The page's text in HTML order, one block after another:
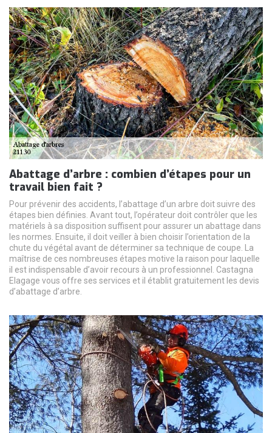
Abattage d’arbre : combien d’étapes pour un
travail bien fait ?
Pour prévenir des accidents, l’abattage d’un arbre doit suivre des
étapes bien définies. Avant tout, l’opérateur doit contrôler que les
matériels à sa disposition suffisent pour assurer un abattage dans
les normes. Ensuite, il doit veiller à bien choisir l’orientation de la
chute du végétal avant de déterminer sa technique de coupe. La
maîtrise de ces nombreuses étapes motive la raison pour laquelle
il est indispensable d’avoir recours à un professionnel. Castagna
Elagage vous offre ses services et il établit gratuitement les devis
d’abattage d’arbre.